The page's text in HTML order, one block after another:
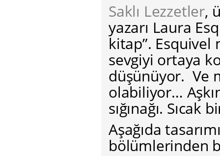
Saklı Lezzetler,
yazarı Laura
kitap”. Esquivel
sevgiyi ortaya
düşünüyor. Ve
olabiliyor…
sığınağı. Sıcak
Aşağıda
bölümlerinden